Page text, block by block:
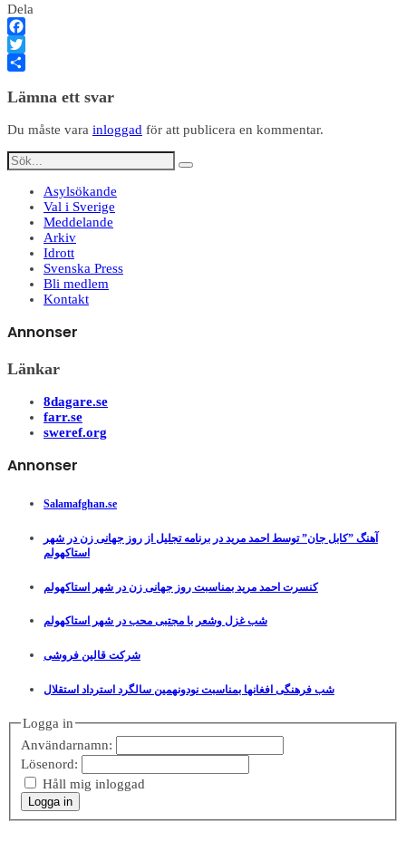
Dela
Facebook
Twitter
Lämna ett svar
Du måste vara inloggad för att publicera en kommentar.
Asylsökande
Val i Sverige
Meddelande
Arkiv
Idrott
Svenska Press
Bli medlem
Kontakt
Annonser
Länkar
8dagare.se
farr.se
sweref.org
Annonser
Salamafghan.se
آهنگ ”کابل جان” توسط احمد مرید در برنامه تجلیل از روز جهانی زن در شهر
استاکهولم
کنسرت احمد مرید بمناسبت روز جهانی زن در شهر استاکهولم
شب غزل وشعر با مجتبی محب در شهر استاکهولم
شرکت قالین فروشی
شب فرهنگی افغانها بمناسبت نودونهمین سالگرد استرداد استقلال
Logga in
Användarnamn:
Lösenord:
Håll mig inloggad
Logga in